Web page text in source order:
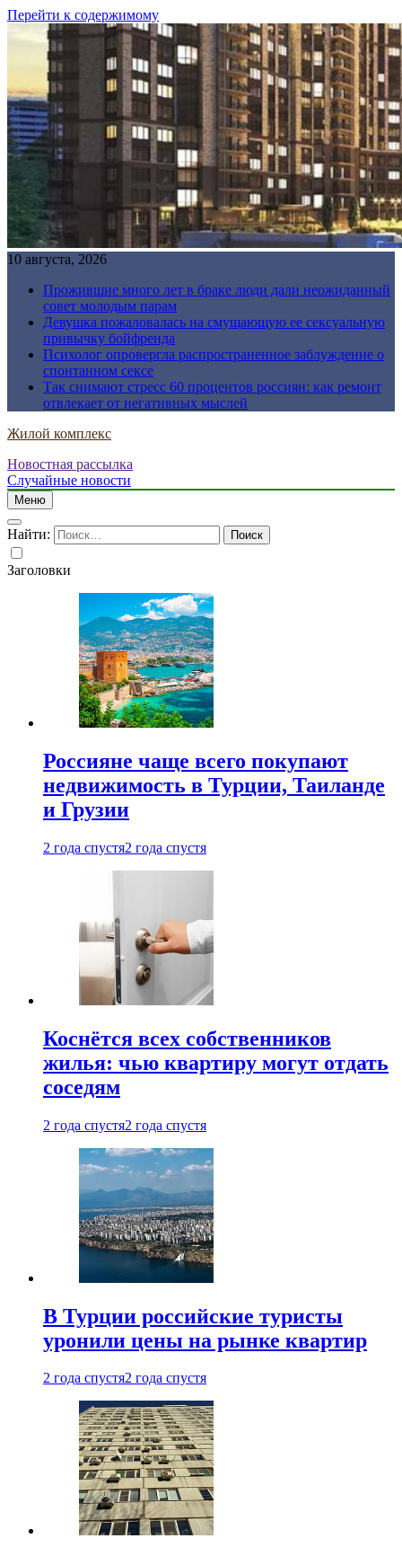
Перейти к содержимому
10 августа, 2026
Прожившие много лет в браке люди дали неожиданный
совет молодым парам
Девушка пожаловалась на смущающую ее сексуальную
привычку бойфренда
Психолог опровергла распространенное заблуждение о
спонтанном сексе
Так снимают стресс 60 процентов россиян: как ремонт
отвлекает от негативных мыслей
Жилой комплекс
Новостная рассылка
Случайные новости
Меню
Найти:
Заголовки
Россияне чаще всего покупают
недвижимость в Турции, Таиланде
и Грузии
2 года спустя2 года спустя
Коснётся всех собственников
жилья: чью квартиру могут отдать
соседям
2 года спустя2 года спустя
В Турции российские туристы
уронили цены на рынке квартир
2 года спустя2 года спустя